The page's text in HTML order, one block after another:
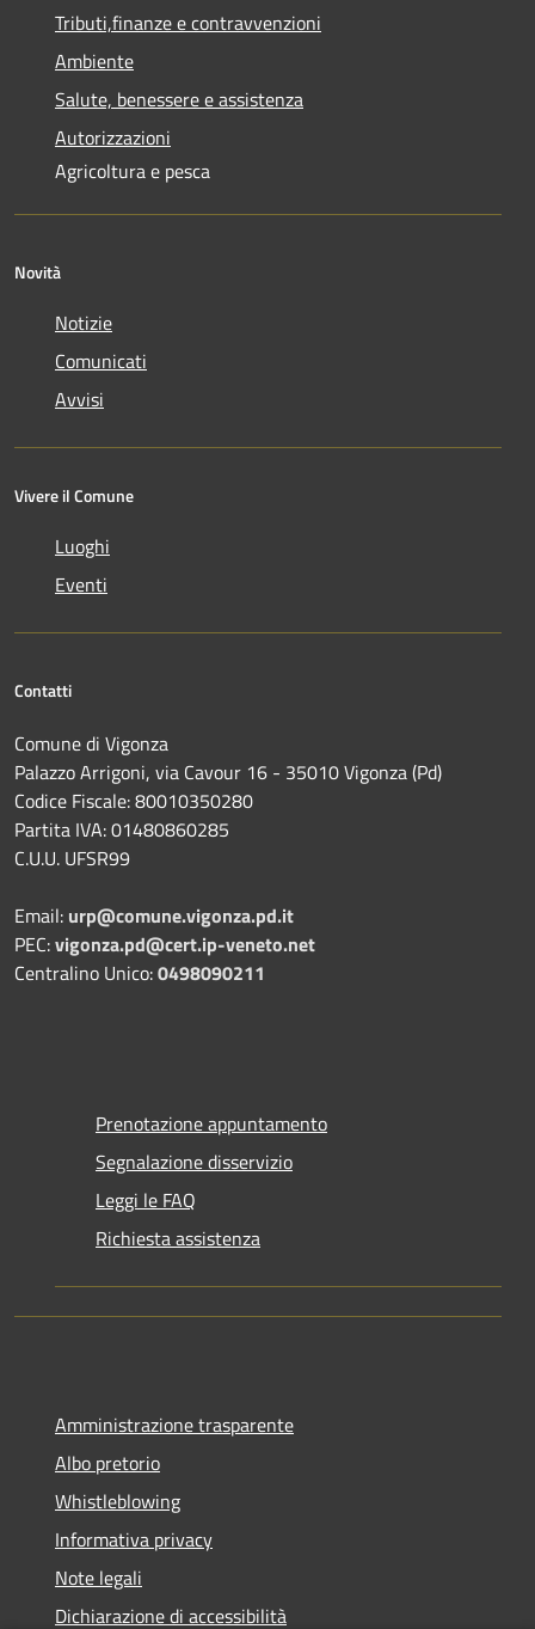
Tributi,finanze e contravvenzioni
Ambiente
Salute, benessere e assistenza
Autorizzazioni
Agricoltura e pesca
Novità
Notizie
Comunicati
Avvisi
Vivere il Comune
Luoghi
Eventi
Contatti
Comune di Vigonza
Palazzo Arrigoni, via Cavour 16 - 35010 Vigonza (Pd)
Codice Fiscale: 80010350280
Partita IVA: 01480860285
C.U.U. UFSR99
Email: urp@comune.vigonza.pd.it
PEC:vigonza.pd@cert.ip-veneto.net
Centralino Unico:0498090211
Prenotazione appuntamento
Segnalazione disservizio
Leggi le FAQ
Richiesta assistenza
Amministrazione trasparente
Albo pretorio
Whistleblowing
Informativa privacy
Note legali
Dichiarazione di accessibilità